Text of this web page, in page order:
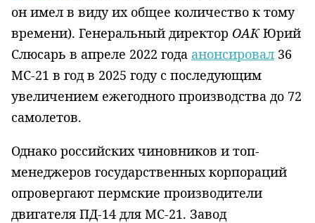
он имел в виду их общее количество к тому
времени). Генеральный директор ОАКЮрий
Слюсарь в апреле 2022 года анонсировал 36
МС-21 в год в 2025 году с последующим
увеличением ежегодного производства до 72
самолетов.
Однако российских чиновников и топ-
менеджеров государственных корпораций
опровергают пермские производители
двигателя ПД-14 для МС-21. Завод